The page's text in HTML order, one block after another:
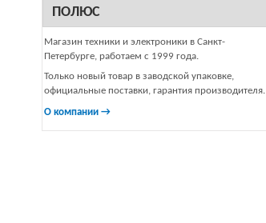
ПОЛЮС
Магазин техники и электроники в Санкт-
Петербурге, работаем с 1999 года.
Только новый товар в заводской упаковке,
официальные поставки, гарантия производителя.
О компании →